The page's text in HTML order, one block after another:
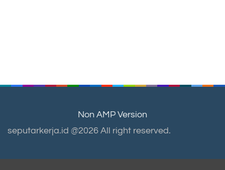
Non AMP Version
seputarkerja.id @2026 All right reserved.